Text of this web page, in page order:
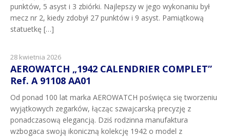
punktów, 5 asyst i 3 zbiórki. Najlepszy w jego wykonaniu był
mecz nr 2, kiedy zdobył 27 punktów i 9 asyst. Pamiątkową
statuetkę […]
28 kwietnia 2026
AEROWATCH „1942 CALENDRIER COMPLET”
Ref. A 91108 AA01
Od ponad 100 lat marka AEROWATCH poświęca się tworzeniu
wyjątkowych zegarków, łącząc szwajcarską precyzję z
ponadczasową elegancją. Dziś rodzinna manufaktura
wzbogaca swoją ikoniczną kolekcję 1942 o model z